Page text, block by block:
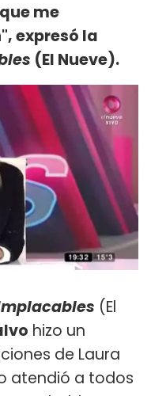
me
expresó la
(El Nueve).
(El
hizo un
de Laura
atendió a todos